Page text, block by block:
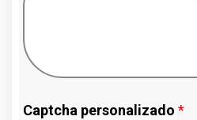
Captcha personalizado *